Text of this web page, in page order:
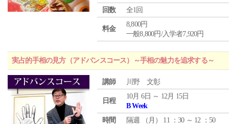
回数
全1回
料金
8,800円
一般8,800円/入学者7,920円
実占的手相の見方（アドバンスコース）～手相の魅力を追求する～
講師 川野 文彰
日程
10月 6日 ～ 12月 15日
B Week
時間
隔週 （ 月 ） 11 ：30 ～ 12 ：50